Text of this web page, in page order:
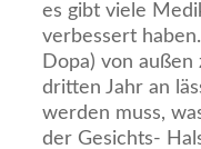
es gibt viele
verbessert
Dopa) von
dritten Jahr an
werden muss,
der Gesichts-